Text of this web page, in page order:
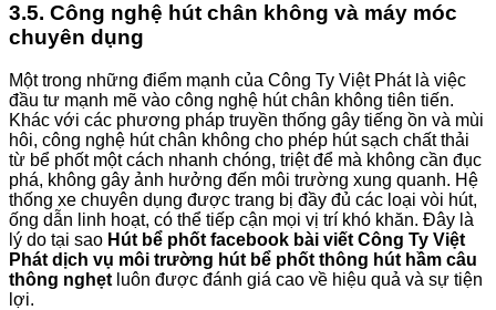
3.5. Công nghệ hút chân không và máy móc
chuyên dụng
Một trong những điểm mạnh của Công Ty Việt Phát là việc
đầu tư mạnh mẽ vào công nghệ hút chân không tiên tiến.
Khác với các phương pháp truyền thống gây tiếng ồn và mùi
hôi, công nghệ hút chân không cho phép hút sạch chất thải
từ bể phốt một cách nhanh chóng, triệt để mà không cần đục
phá, không gây ảnh hưởng đến môi trường xung quanh. Hệ
thống xe chuyên dụng được trang bị đầy đủ các loại vòi hút,
ống dẫn linh hoạt, có thể tiếp cận mọi vị trí khó khăn. Đây là
lý do tại sao Hút bể phốt facebook bài viết Công Ty Việt
Phát dịch vụ môi trường hút bể phốt thông hút hầm câu
thông nghẹt luôn được đánh giá cao về hiệu quả và sự tiện
lợi.